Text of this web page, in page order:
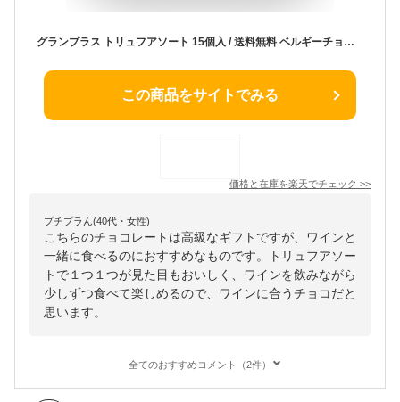
グランプラス トリュフアソート 15個入 / 送料無料 ベルギーチョコレート 高級 ギフト オシャレ お祝い 4000円 スイーツ 差し入れ
この商品をサイトでみる
価格と在庫を楽天でチェック >>
プチプラん(40代・女性)
こちらのチョコレートは高級なギフトですが、ワインと
一緒に食べるのにおすすめなものです。トリュフアソー
トで１つ１つが見た目もおいしく、ワインを飲みながら
少しずつ食べて楽しめるので、ワインに合うチョコだと
思います。
全てのおすすめコメント（2件）